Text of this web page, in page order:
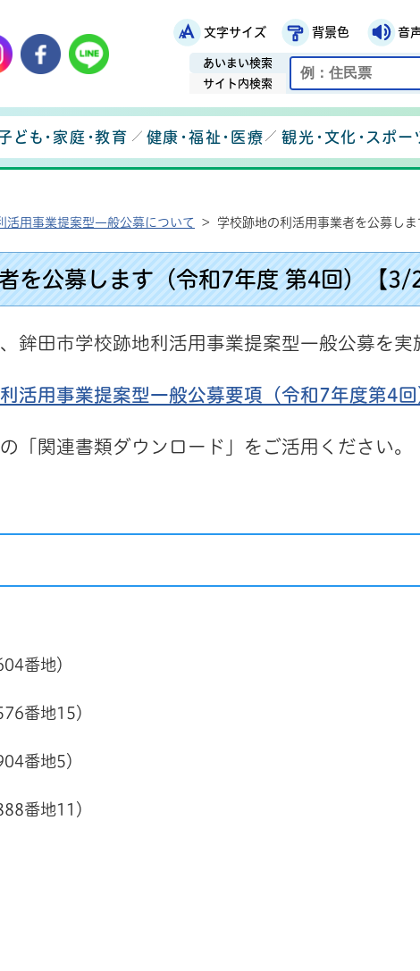
鉾田市役所ホームページ文字サイズ 背景色 音
あいまい検索
サイト内検索
市メールマガジン鉾田市公式Instagram
鉾田市公式Facebook
鉾田市公式LINE
ども・家庭・教育 健康・福祉・医療 観光・文化・スポー
活用事業提案型一般公募について > 学校跡地の利活用事業者を公募し
を公募します（令和7年度 第4回）【3/
田市学校跡地利活用事業提案型一般公募を実
活用事業提案型一般公募要項（令和7年度第4回
「関連書類ダウンロード」をご活用ください。
番地）
番地15）
番地5）
番地11）